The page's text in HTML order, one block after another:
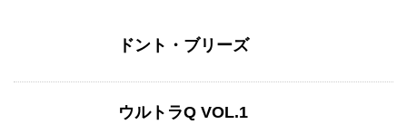
ドント・ブリーズ
ウルトラQ VOL.1